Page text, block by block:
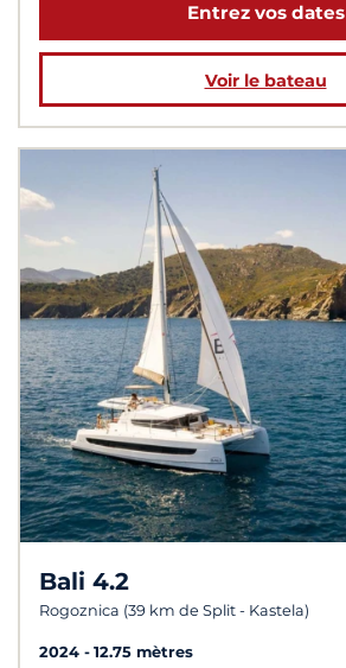
Entrez vos dates
Voir le bateau
Bali 4.2
Rogoznica (39 km de Split - Kastela)
2024 12.75 mètres